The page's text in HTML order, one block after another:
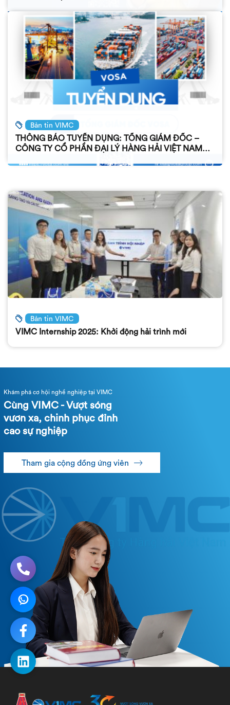
Bản tin VIMC
THÔNG BÁO TUYỂN DỤNG: TỔNG GIÁM ĐỐC –
CÔNG TY CỔ PHẦN ĐẠI LÝ HÀNG HẢI VIỆT NAM
Bản tin VIMC
VIMC Internship 2025: Khởi động hải trình mới
Khám phá cơ hội nghề nghiệp tại VIMC
Cùng VIMC - Vượt sóng
vươn xa, chinh phục đỉnh
cao sự nghiệp
Tham gia cộng đồng ứng viên